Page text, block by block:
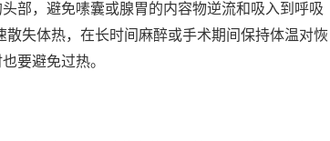
部，避免嗉囊或腺胃的内容物逆流和吸入到呼吸
失体热，在长时间麻醉或手术期间保持体温对恢
要避免过热。